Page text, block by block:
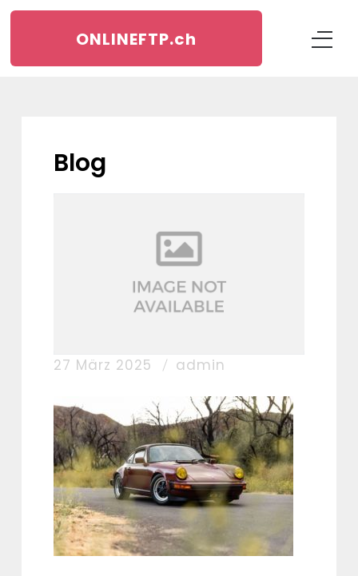
ONLINEFTP.ch
blog
27 März 2025 admin